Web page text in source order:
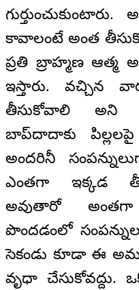
కావాలంటే అంత
ప్రతి బ్రాహ్మణ ఆత్మ
ఇస్తారు. వచ్చిన
తీసుకోవాలి అని
బాప్‌దాదాకు
అందరినీ
ఎంతగా ఇక్కడ
అవుతారో అంతగా
పొందడంలో
సెకండు కూడా ఈ
వృధా చేసుకోవద్దు.